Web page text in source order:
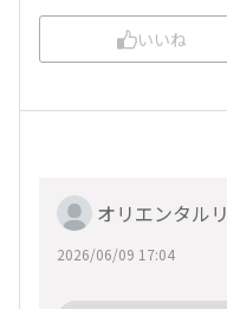
いいね
オリエンタル
2026/06/09 17:04